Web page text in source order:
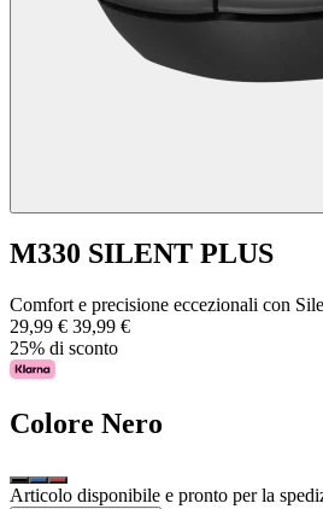
M330 SILENT PLUS
Comfort e precisione eccezionali con
29,99 € 39,99 €
25% di sconto
Colore Nero
Articolo disponibile e pronto per la